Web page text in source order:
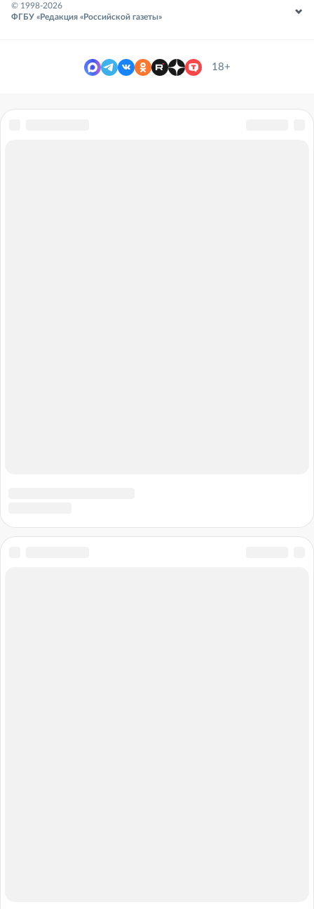
© 1998-2026
ФГБУ «Редакция «Российской газеты»
18+